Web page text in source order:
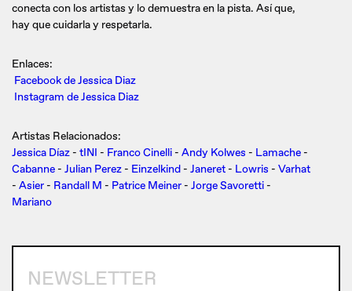
conecta con los artistas y lo demuestra en la pista. Así que,
hay que cuidarla y respetarla.
Enlaces:
Facebook de Jessica Diaz
Instagram de Jessica Diaz
Artistas Relacionados:
Jessica Díaz - tINI - Franco Cinelli - Andy Kolwes - Lamache -
Cabanne - Julian Perez - Einzelkind - Janeret - Lowris - Varhat
- Asier - Randall M - Patrice Meiner - Jorge Savoretti -
Mariano
NEWSLETTER